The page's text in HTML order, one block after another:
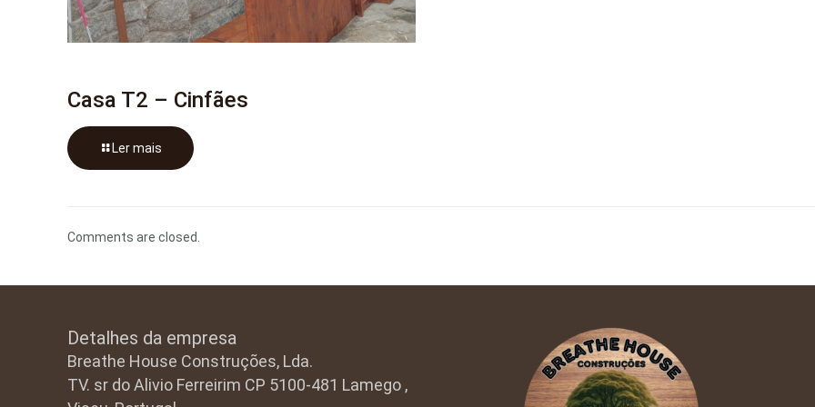
Casa T2 – Cinfães
Ler mais
Comments are closed.
Detalhes da empresa
Breathe House Construções, Lda.
TV. sr do Alivio Ferreirim CP 5100-481 Lamego ,